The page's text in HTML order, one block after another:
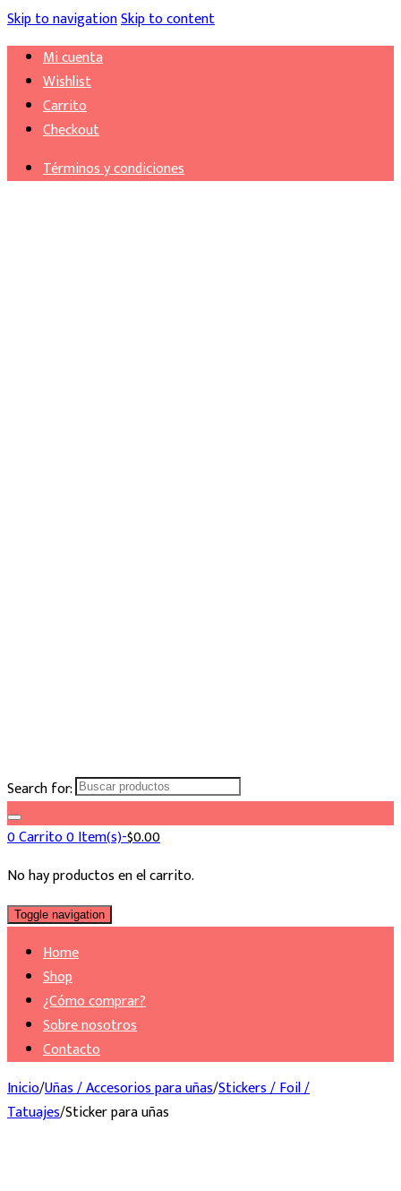
Skip to navigationSkip to content
Mi cuenta
Wishlist
Carrito
Checkout
Términos y condiciones
Search for:
0Carrito0 Item(s)-$0.00
No hay productos en el carrito.
Toggle navigation
Home
Shop
¿Cómo comprar?
Sobre nosotros
Contacto
Inicio/Uñas / Accesorios para uñas/Stickers / Foil /
Tatuajes/Sticker para uñas